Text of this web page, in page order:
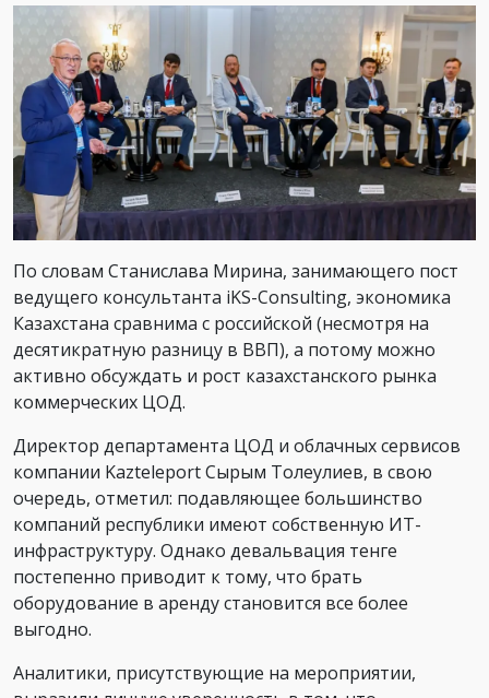
По словам Станислава Мирина, занимающего пост
ведущего консультанта iKS-Consulting, экономика
Казахстана сравнима с российской (несмотря на
десятикратную разницу в ВВП), а потому можно
активно обсуждать и рост казахстанского рынка
коммерческих ЦОД.
Директор департамента ЦОД и облачных сервисов
компании Kazteleport Сырым Толеулиев, в свою
очередь, отметил: подавляющее большинство
компаний республики имеют собственную ИТ-
инфраструктуру. Однако девальвация тенге
постепенно приводит к тому, что брать
оборудование в аренду становится все более
выгодно.
Аналитики, присутствующие на мероприятии,